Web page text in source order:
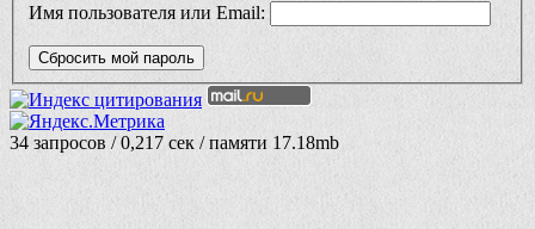
Имя пользователя или Email:
Сбросить мой пароль
34 запросов / 0,217 сек / памяти 17.18mb